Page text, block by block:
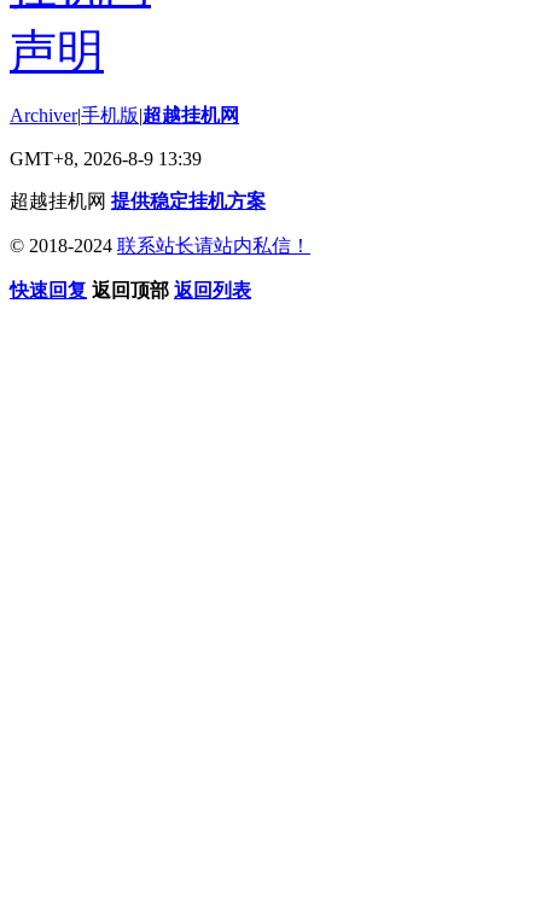
Archiver|手机版|超越挂机网
GMT+8, 2026-8-9 13:39
超越挂机网 提供稳定挂机方案
© 2018-2024 联系站长请站内私信！
快速回复 返回顶部 返回列表